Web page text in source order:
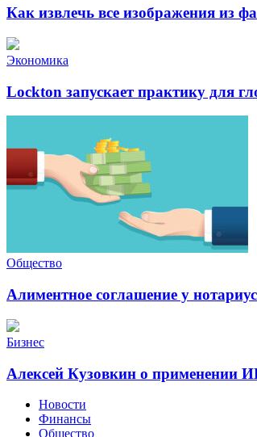
Как извлечь все изображения из
Экономика
Lockton запускает практику для
Общество
Алиментное соглашение у
Бизнес
Алексей Кузовкин о применении
Новости
Финансы
Общество